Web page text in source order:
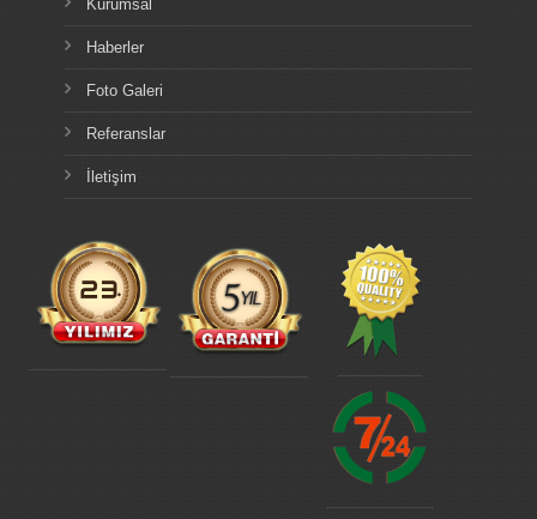
Kurumsal
Haberler
Foto Galeri
Referanslar
İletişim